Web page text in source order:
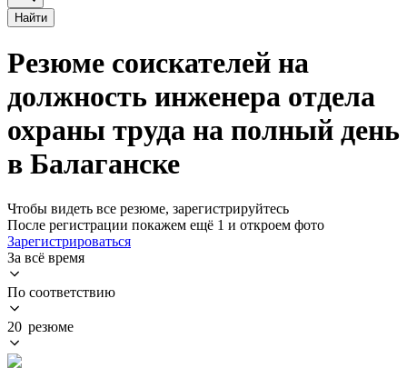
Найти
Резюме соискателей на
должность инженера отдела
охраны труда на полный день
в Балаганске
Чтобы видеть все резюме, зарегистрируйтесь
После регистрации покажем ещё 1 и откроем фото
Зарегистрироваться
За всё время
По соответствию
20 резюме